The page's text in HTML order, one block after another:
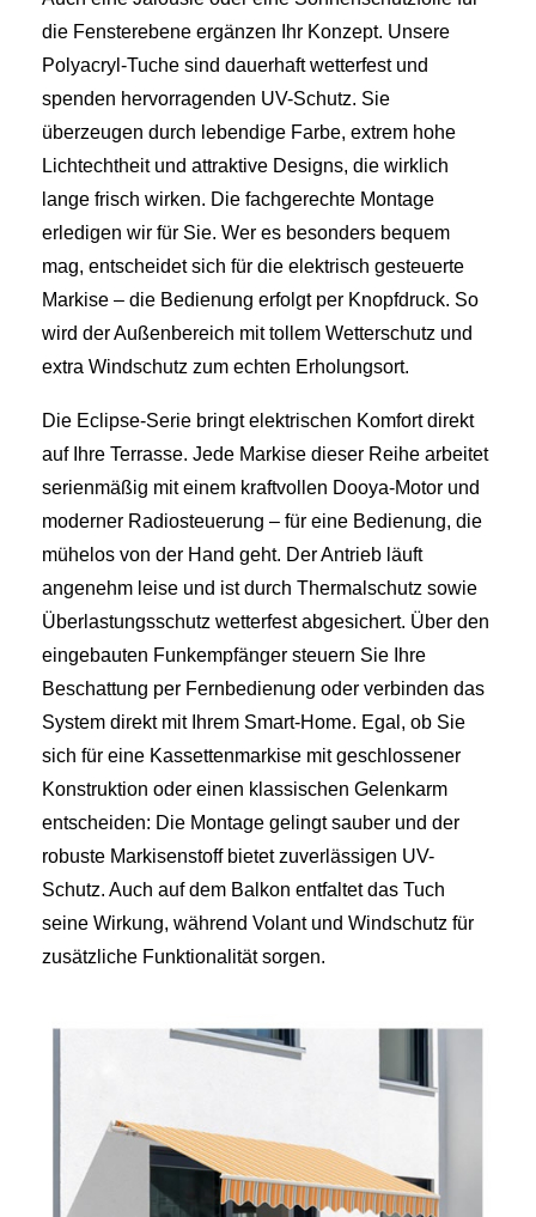
die Fensterebene ergänzen Ihr Konzept. Unsere
Polyacryl-Tuche sind dauerhaft wetterfest und
spenden hervorragenden UV-Schutz. Sie
überzeugen durch lebendige Farbe, extrem hohe
Lichtechtheit und attraktive Designs, die wirklich
lange frisch wirken. Die fachgerechte Montage
erledigen wir für Sie. Wer es besonders bequem
mag, entscheidet sich für die elektrisch gesteuerte
Markise – die Bedienung erfolgt per Knopfdruck. So
wird der Außenbereich mit tollem Wetterschutz und
extra Windschutz zum echten Erholungsort.
Die Eclipse-Serie bringt elektrischen Komfort direkt
auf Ihre Terrasse. Jede Markise dieser Reihe arbeitet
serienmäßig mit einem kraftvollen Dooya-Motor und
moderner Radiosteuerung – für eine Bedienung, die
mühelos von der Hand geht. Der Antrieb läuft
angenehm leise und ist durch Thermalschutz sowie
Überlastungsschutz wetterfest abgesichert. Über den
eingebauten Funkempfänger steuern Sie Ihre
Beschattung per Fernbedienung oder verbinden das
System direkt mit Ihrem Smart-Home. Egal, ob Sie
sich für eine Kassettenmarkise mit geschlossener
Konstruktion oder einen klassischen Gelenkarm
entscheiden: Die Montage gelingt sauber und der
robuste Markisenstoff bietet zuverlässigen UV-
Schutz. Auch auf dem Balkon entfaltet das Tuch
seine Wirkung, während Volant und Windschutz für
zusätzliche Funktionalität sorgen.